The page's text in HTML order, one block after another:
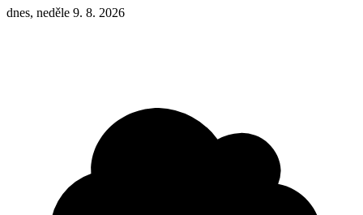
dnes, neděle 9. 8. 2026